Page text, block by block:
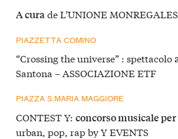
A curade L’UNIONE
PIAZZETTA COMINO
“Crossing the universe” : spettacolo
Santona – ASSOCIAZIONE ETF
PIAZZA S.MARIA MAGGIORE
CONTEST Y: concorso musicale
urban, pop, rap by Y EVENTS